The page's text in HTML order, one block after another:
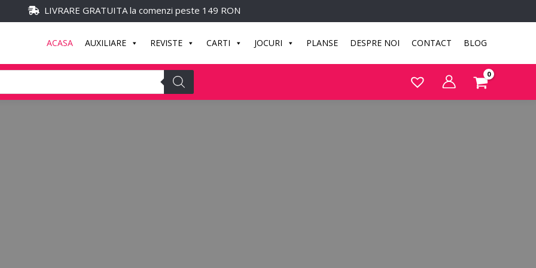
LIVRARE GRATUITA la comenzi peste 149 RON
ACASA AUXILIARE REVISTE CARTI JOCURI PLANSE DESPRE NOI CONTACT BLOG